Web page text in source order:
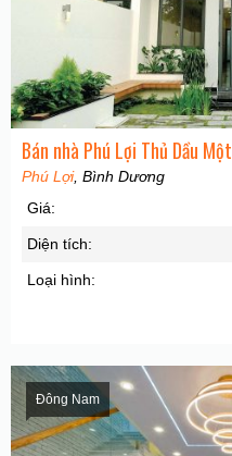
Bán nhà Phú Lợi Thủ Dầu Một
Phú Lợi, Bình Dương
Giá:
Diện tích:
Loại hình:
Đông Nam